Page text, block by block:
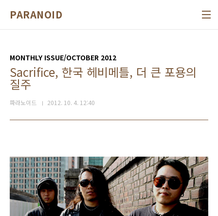
PARANOID
MONTHLY ISSUE/OCTOBER 2012
Sacrifice, 한국 헤비메틀, 더 큰 포용의
질주
파라노이드 2012. 10. 4. 12:40